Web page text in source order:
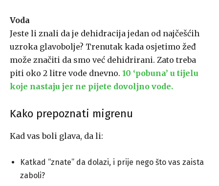
Voda
Jeste li znali da je dehidracija jedan od najčešćih
uzroka glavobolje? Trenutak kada osjetimo žeđ
može značiti da smo već dehidrirani. Zato treba
piti oko 2 litre vode dnevno. 10 ‘pobuna’ u tijelu
koje nastaju jer ne pijete dovoljno vode.
Kako prepoznati migrenu
Kad vas boli glava, da li:
Katkad “znate” da dolazi, i prije nego što vas zaista
zaboli?